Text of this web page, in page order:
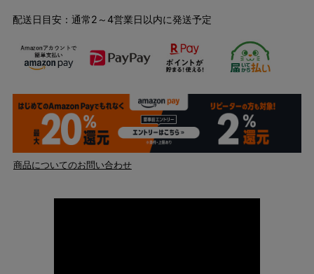
配送日目安：通常2～4営業日以内に発送予定
商品についてのお問い合わせ